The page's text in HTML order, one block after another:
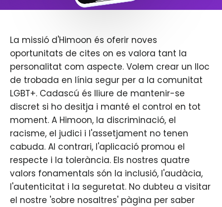
La missió d'Himoon és oferir noves
oportunitats de cites on es valora tant la
personalitat com aspecte. Volem crear un lloc
de trobada en línia segur per a la comunitat
LGBT+. Cadascú és lliure de mantenir-se
discret si ho desitja i manté el control en tot
moment. A Himoon, la discriminació, el
racisme, el judici i l'assetjament no tenen
cabuda. Al contrari, l'aplicació promou el
respecte i la tolerància. Els nostres quatre
valors fonamentals són la inclusió, l'audàcia,
l'autenticitat i la seguretat. No dubteu a visitar
el nostre 'sobre nosaltres' pàgina per saber